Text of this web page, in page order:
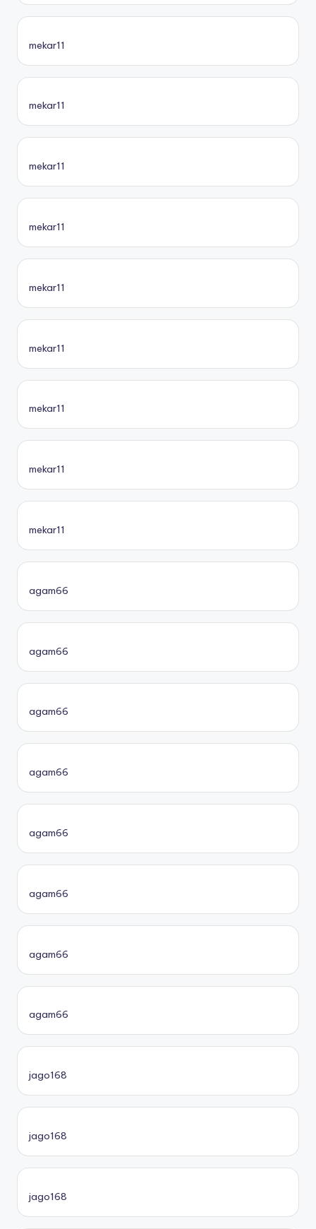
mekar11
mekar11
mekar11
mekar11
mekar11
mekar11
mekar11
mekar11
mekar11
agam66
agam66
agam66
agam66
agam66
agam66
agam66
agam66
jago168
jago168
jago168